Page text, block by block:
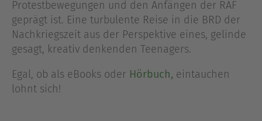
Protestbewegungen und den Anfängen der RAF
geprägt ist. Eine turbulente Reise in die BRD der
Nachkriegszeit aus der Perspektive eines, gelinde
gesagt, kreativ denkenden Teenagers.
Egal, ob als eBooks oder Hörbuch, eintauchen
lohnt sich!